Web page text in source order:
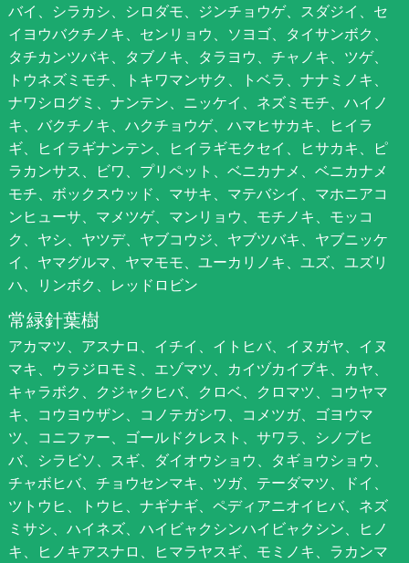
バイ、シラカシ、シロダモ、ジンチョウゲ、スダジイ、セ
イヨウバクチノキ、センリョウ、ソヨゴ、タイサンボク、
タチカンツバキ、タブノキ、タラヨウ、チャノキ、ツゲ、
トウネズミモチ、トキワマンサク、トベラ、ナナミノキ、
ナワシログミ、ナンテン、ニッケイ、ネズミモチ、ハイノ
キ、バクチノキ、ハクチョウゲ、ハマヒサカキ、ヒイラ
ギ、ヒイラギナンテン、ヒイラギモクセイ、ヒサカキ、ピ
ラカンサス、ビワ、プリペット、ベニカナメ、ベニカナメ
モチ、ボックスウッド、マサキ、マテバシイ、マホニアコ
ンヒューサ、マメツゲ、マンリョウ、モチノキ、モッコ
ク、ヤシ、ヤツデ、ヤブコウジ、ヤブツバキ、ヤブニッケ
イ、ヤマグルマ、ヤマモモ、ユーカリノキ、ユズ、ユズリ
ハ、リンボク、レッドロビン
常緑針葉樹
アカマツ、アスナロ、イチイ、イトヒバ、イヌガヤ、イヌ
マキ、ウラジロモミ、エゾマツ、カイヅカイブキ、カヤ、
キャラボク、クジャクヒバ、クロベ、クロマツ、コウヤマ
キ、コウヨウザン、コノテガシワ、コメツガ、ゴヨウマ
ツ、コニファー、ゴールドクレスト、サワラ、シノブヒ
バ、シラビソ、スギ、ダイオウショウ、タギョウショウ、
チャボヒバ、チョウセンマキ、ツガ、テーダマツ、ドイ、
ツトウヒ、トウヒ、ナギナギ、ペディアニオイヒバ、ネズ
ミサシ、ハイネズ、ハイビャクシンハイビャクシン、ヒノ
キ、ヒノキアスナロ、ヒマラヤスギ、モミノキ、ラカンマ